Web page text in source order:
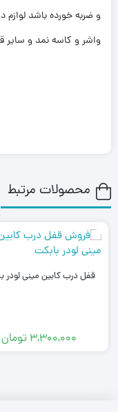
و ضربه خورده باشد
واشر و کاسه نمد و سایر
محصولات مرتبط
قفل درب کابین مینی لودر
3,300,000 تومان